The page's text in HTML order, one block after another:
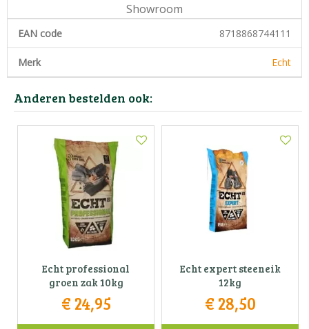
Showroom
EAN code 8718868744111
Merk Echt
Anderen bestelden ook:
Echt professional
groen zak 10kg
€ 24,95
Echt expert steeneik
12kg
€ 28,50